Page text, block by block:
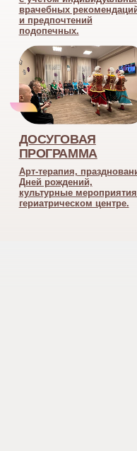
О ПОСТАВЩИКЕ СОЦИАЛЬНЫХ УСЛУГ
КАРТА САЙТА
УСЛОВИЯ РАЗМЕЩЕНИЯ
ДОПОЛНИТЕЛЬНЫЕ УСЛУГИ
НАШИ ПАНСИОНАТЫ
социально-правовые услуги
диагностика заболеваний